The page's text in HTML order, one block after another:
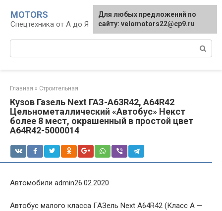
контенту
MOTORS
Спецтехника от А до Я
Главная » Строительная
Кузов Газель Next ГАЗ-A63R42, A64R42
Цельнометаллический «Автобус» Некст
более 8 мест, окрашенный в простой цвет
A64R42-5000014
Автомобили admin26.02.2020
Автобус малого класса ГАЗель Next A64R42 (Класс А —
Для любых предложений по
сайту: velomotors22@cp9.ru